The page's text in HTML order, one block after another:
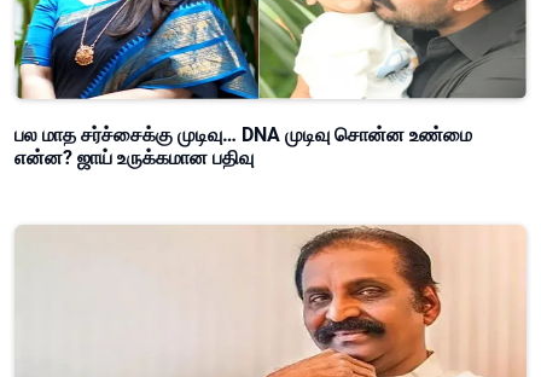
பல மாத சர்ச்சைக்கு முடிவு… DNA முடிவு சொன்ன உண்மை
என்ன? ஜாய் உருக்கமான பதிவு